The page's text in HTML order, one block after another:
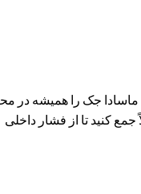
ماسادا جک را همیشه در
کنید تا از فشار داخلی